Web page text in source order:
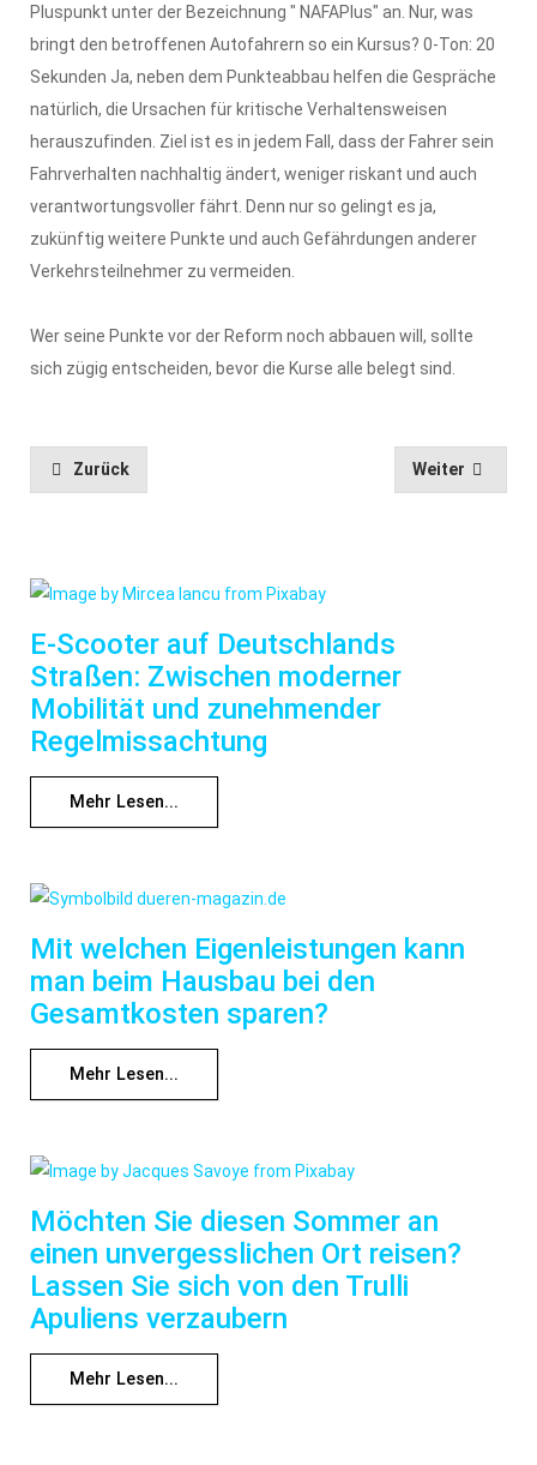
Pluspunkt unter der Bezeichnung " NAFAPlus" an. Nur, was
bringt den betroffenen Autofahrern so ein Kursus? 0-Ton: 20
Sekunden Ja, neben dem Punkteabbau helfen die Gespräche
natürlich, die Ursachen für kritische Verhaltensweisen
herauszufinden. Ziel ist es in jedem Fall, dass der Fahrer sein
Fahrverhalten nachhaltig ändert, weniger riskant und auch
verantwortungsvoller fährt. Denn nur so gelingt es ja,
zukünftig weitere Punkte und auch Gefährdungen anderer
Verkehrsteilnehmer zu vermeiden.
Wer seine Punkte vor der Reform noch abbauen will, sollte
sich zügig entscheiden, bevor die Kurse alle belegt sind.
Zurück Weiter
E-Scooter auf Deutschlands
Straßen: Zwischen moderner
Mobilität und zunehmender
Regelmissachtung
Mehr Lesen...
Mit welchen Eigenleistungen kann
man beim Hausbau bei den
Gesamtkosten sparen?
Mehr Lesen...
Möchten Sie diesen Sommer an
einen unvergesslichen Ort reisen?
Lassen Sie sich von den Trulli
Apuliens verzaubern
Mehr Lesen...